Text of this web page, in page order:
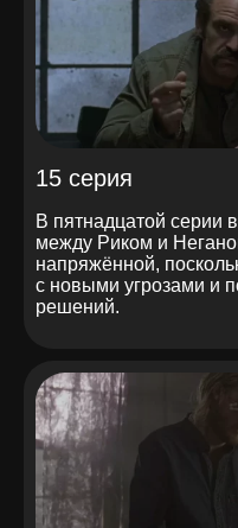
15 серия
В пятнадцатой серии
между Риком и
напряжённой,
с новыми угрозами и
решений.